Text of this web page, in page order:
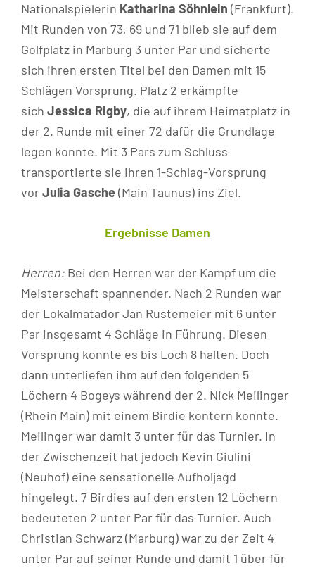
Nationalspielerin Katharina Söhnlein (Frankfurt).
Mit Runden von 73, 69 und 71 blieb sie auf dem
Golfplatz in Marburg 3 unter Par und sicherte
sich ihren ersten Titel bei den Damen mit 15
Schlägen Vorsprung. Platz 2 erkämpfte
sich Jessica Rigby, die auf ihrem Heimatplatz in
der 2. Runde mit einer 72 dafür die Grundlage
legen konnte. Mit 3 Pars zum Schluss
transportierte sie ihren 1-Schlag-Vorsprung
vor Julia Gasche(Main Taunus) ins Ziel.
Ergebnisse Damen
Herren: Bei den Herren war der Kampf um die
Meisterschaft spannender. Nach 2 Runden war
der Lokalmatador Jan Rustemeier mit 6 unter
Par insgesamt 4 Schläge in Führung. Diesen
Vorsprung konnte es bis Loch 8 halten. Doch
dann unterliefen ihm auf den folgenden 5
Löchern 4 Bogeys während der 2. Nick Meilinger
(Rhein Main) mit einem Birdie kontern konnte.
Meilinger war damit 3 unter für das Turnier. In
der Zwischenzeit hat jedoch Kevin Giulini
(Neuhof) eine sensationelle Aufholjagd
hingelegt. 7 Birdies auf den ersten 12 Löchern
bedeuteten 2 unter Par für das Turnier. Auch
Christian Schwarz (Marburg) war zu der Zeit 4
unter Par auf seiner Runde und damit 1 über für